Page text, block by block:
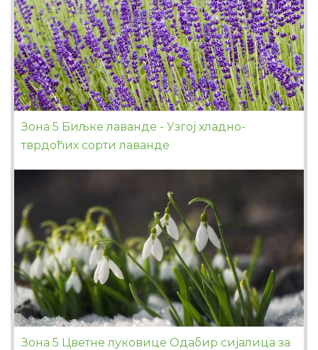
Зона 5 Биљке лаванде - Узгој хладно-
тврдоћих сорти лаванде
Зона 5 Цветне луковице Одабир сијалица за